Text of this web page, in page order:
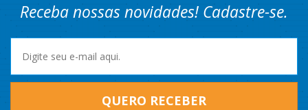
Receba nossas novidades! Cadastre-se.
QUERO RECEBER